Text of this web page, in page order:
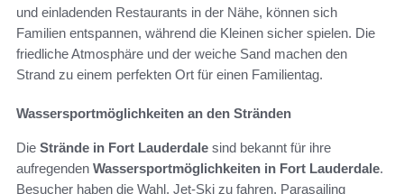
und einladenden Restaurants in der Nähe, können sich
Familien entspannen, während die Kleinen sicher spielen. Die
friedliche Atmosphäre und der weiche Sand machen den
Strand zu einem perfekten Ort für einen Familientag.
Wassersportmöglichkeiten an den Stränden
Die Strände in Fort Lauderdale sind bekannt für ihre
aufregenden Wassersportmöglichkeiten in Fort Lauderdale.
Besucher haben die Wahl, Jet-Ski zu fahren, Parasailing